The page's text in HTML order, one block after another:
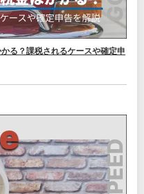
る？課税されるケースや確定申